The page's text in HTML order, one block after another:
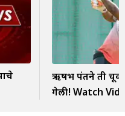
ऋषभ पंतने ती चूक
गेली! Watch